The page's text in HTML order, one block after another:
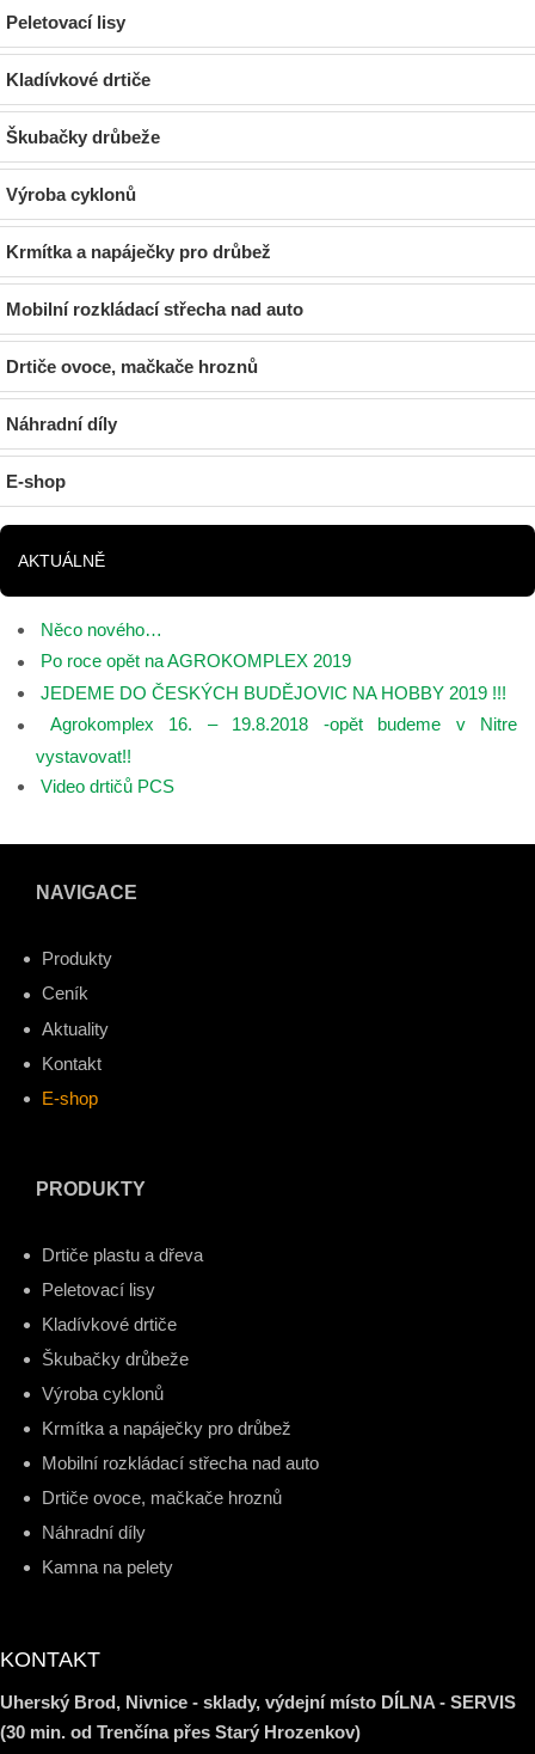
Peletovací lisy
Kladívkové drtiče
Škubačky drůbeže
Výroba cyklonů
Krmítka a napáječky pro drůbež
Mobilní rozkládací střecha nad auto
Drtiče ovoce, mačkače hroznů
Náhradní díly
E-shop
AKTUÁLNĚ
Něco nového…
Po roce opět na AGROKOMPLEX 2019
JEDEME DO ČESKÝCH BUDĚJOVIC NA HOBBY 2019 !!!
Agrokomplex 16. – 19.8.2018 -opět budeme v Nitre
vystavovat!!
Video drtičů PCS
NAVIGACE
Produkty
Ceník
Aktuality
Kontakt
E-shop
PRODUKTY
Drtiče plastu a dřeva
Peletovací lisy
Kladívkové drtiče
Škubačky drůbeže
Výroba cyklonů
Krmítka a napáječky pro drůbež
Mobilní rozkládací střecha nad auto
Drtiče ovoce, mačkače hroznů
Náhradní díly
Kamna na pelety
KONTAKT
Uherský Brod, Nivnice - sklady, výdejní místo DÍLNA - SERVIS
(30 min. od Trenčína přes Starý Hrozenkov)